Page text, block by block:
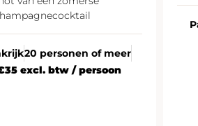
20 personen of meer
excl. btw / persoon